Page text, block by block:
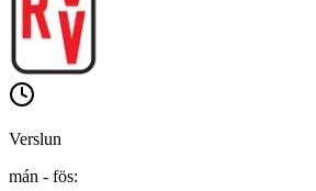
Verslun
mán - fös: